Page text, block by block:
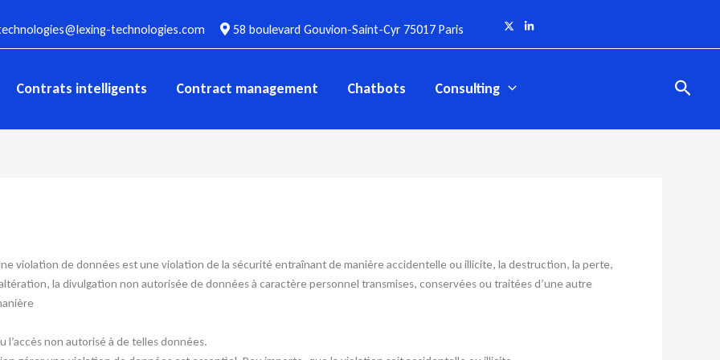
technologies.com 58 boulevard Gouvion-Saint-Cyr 75017 Paris
Contrats intelligents Contract management Chatbots Consulting
violation de données est une violation de la sécurité entraînant de manière accidentelle ou illicite, la destruction, la perte,
la divulgation non autorisée de données à caractère personnel transmises, conservées ou traitées d’une autre
l’accès non autorisé à de telles données.